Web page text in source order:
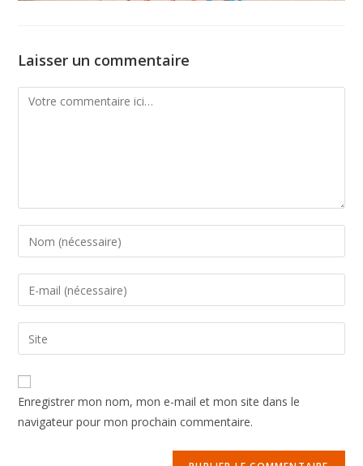
Laisser un commentaire
Enregistrer mon nom, mon e-mail et mon site dans le
navigateur pour mon prochain commentaire.